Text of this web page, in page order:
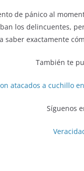
de pánico al
los delincuentes,
saber exactamente
También te
atacados a cuchillo
Síguenos